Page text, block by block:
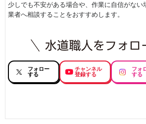
少しでも不安がある場合や、作業に自信がない
業者へ相談することをおすすめします。
フォロー
する
チャンネル
登録する
フォ
する